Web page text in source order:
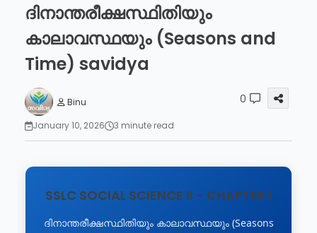
ദിനാന്തരീക്ഷസ്ഥിതിയും
കാലാവസ്ഥയും (Seasons and
Time) savidya
Binu
January 10, 2026
3 minute read
0
SSLC SOCIAL SCIENCE II - CHAPTER 1
ദിനാന്തരീക്ഷസ്ഥിതിയും കാലാവസ്ഥയും (Seasons